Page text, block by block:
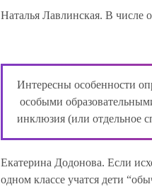
Наталья Лавлинская.В числе
Интересны особенности
особыми
инклюзия (или отдельное
Екатерина Додонова.Если
одном классе учатся дети